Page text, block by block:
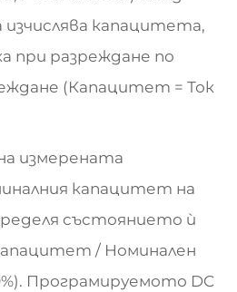
капацитета,
при разреждане по
(Капацитет = Ток
измерената
капацитет на
състоянието ѝ
/ Номинален
Програмируемото DC